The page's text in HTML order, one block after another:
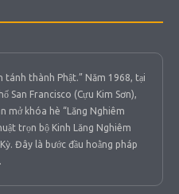
tánh thành Phật.” Năm 1968, tại
San Francisco (Cựu Kim Sơn),
mở khóa hè “Lăng Nghiêm
trọn bộ Kinh Lăng Nghiêm
Đây là bước đầu hoằng pháp